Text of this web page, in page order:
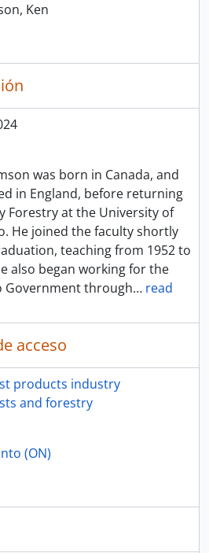
Ken
was born in Canada, and
in England, before returning
Forestry at the University of
He joined the faculty shortly
teaching from 1952 to
also began working for the
Government through… read
acceso
products industry
and forestry
(ON)